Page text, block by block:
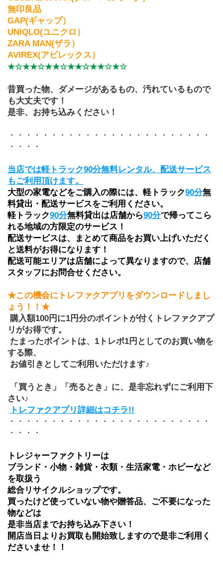
無印良品
GAP(ギャップ）
UNIQLO(ユニクロ）
ZARA MAN(ザラ）
AVIREX(アビレックス）
★☆★★☆★★☆★★☆★★☆★☆
昔買った物、ダメージがあるもの、汚れているもので
も大丈夫です！
是非、お持ち込みください！
・・・・・・・・・・・・・・・・・・・・・・・・
・・・・
当店では軽トラック90分無料レンタル、配送サービス
もご利用頂けます。
大型の家電などをご購入の際には、軽トラック90分無
料貸出・配送サービスをご利用ください。
軽トラック90分無料貸出は店舗から90分で帰ってこら
れる地域の方限定のサービス！
配送サービスは、まとめて商品をお買い上げいただく
と送料がお得になります！
配送可能エリアは店舗によって異なりますので、店舗
スタッフにお問合せください。
★この機会にトレファクアプリをダウンロードしまし
ょう！！★
リがお得です。
する際、
お値引きとしてご利用いただけます♪
さい♪
トレファクアプリ詳細はコチラ!!
・・・・・・・・・・・・・・・・・・・・・・・・
・・・・
トレジャーファクトリーは
ブランド・小物・雑貨・衣類・生活家電・ホビーなど
を取扱う
総合リサイクルショップです。
買ったけど使っていない物や贈答品、ご不要になった
物などは
是非当店までお持ち込み下さい！
開店当日よりお買取も開始致しますので是非ご利用く
ださいませ！！